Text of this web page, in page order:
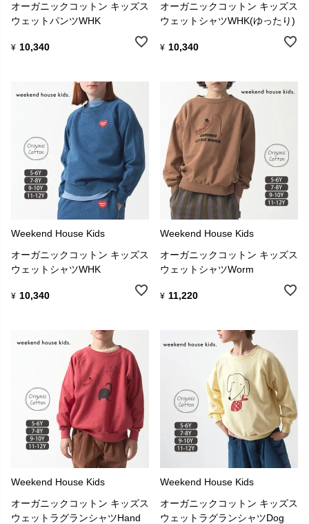
オーガニックコットン キッズス
ウェットパンツWHK
¥ 10,340
オーガニックコットン キッズス
ウェットシャツWHK(ゆったり)
¥ 10,340
Weekend House Kids
オーガニックコットン キッズス
ウェットシャツWHK
¥ 10,340
Weekend House Kids
オーガニックコットン キッズス
ウェットシャツWorm
¥ 11,220
Weekend House Kids
オーガニックコットン キッズス
ウェットラグランシャツHand
Weekend House Kids
オーガニックコットン キッズス
ウェットラグランシャツDog